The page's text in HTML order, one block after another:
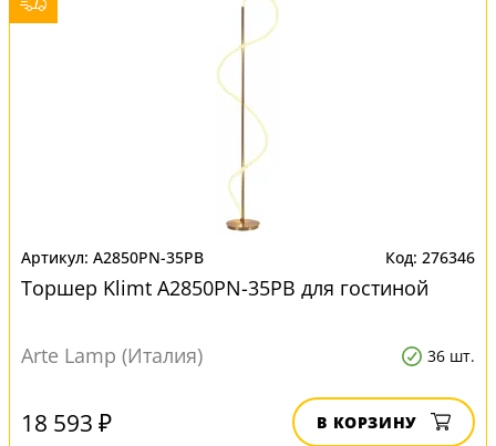
A2850PN-35PB 276346
Торшер Klimt A2850PN-35PB для гостиной
Arte Lamp (Италия) 36 шт.
18 593 ₽ В КОРЗИНУ